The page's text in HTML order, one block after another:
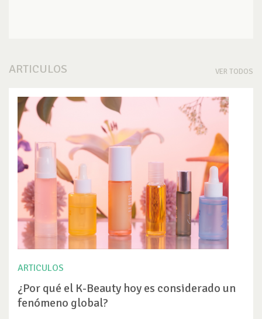
ARTICULOS VER TODOS
ARTICULOS
¿Por qué el K-Beauty hoy es considerado un
fenómeno global?